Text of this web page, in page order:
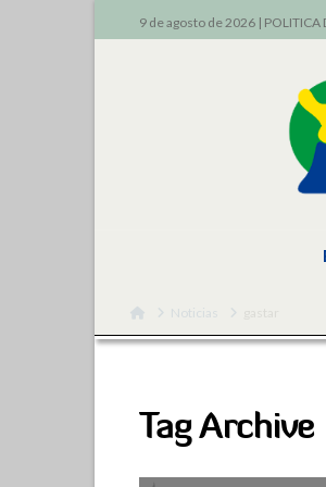
9 de agosto de 2026 | POLITICA
HomeNoticias
Tag Archive